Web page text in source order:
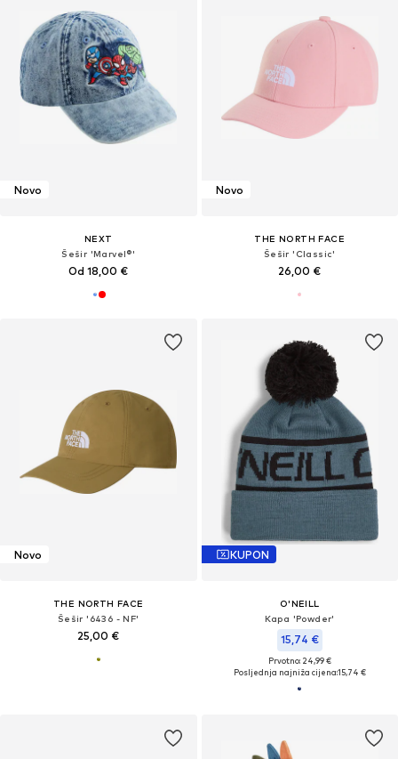
Novo
NEXT
Šešir 'Marvel®'
Od 18,00 €
Novo
THE NORTH FACE
Šešir 'Classic'
26,00 €
Novo
THE NORTH FACE
Šešir '6436 - NF'
25,00 €
KUPON
O'NEILL
Kapa 'Powder'
15,74 €
Prvotno: 24,99 €
Posljednja najniža cijena:15,74 €